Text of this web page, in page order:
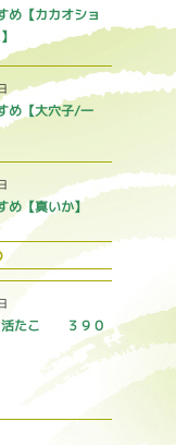
め【カカオショ
め【大穴子/一
め【真いか】
たこ ３９０